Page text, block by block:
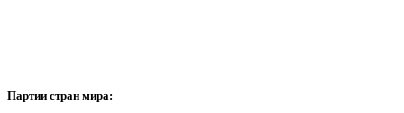
Партии стран мира: